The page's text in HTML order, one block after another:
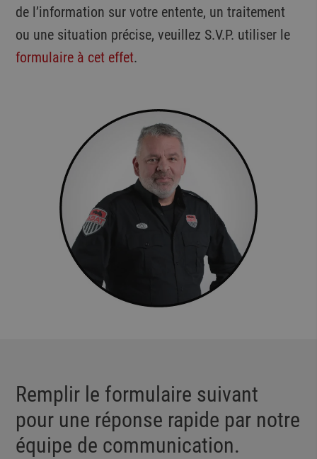
de l’information sur votre entente, un traitement
ou une situation précise, veuillez S.V.P. utiliser le
formulaire à cet effet.
Remplir le formulaire suivant
pour une réponse rapide par notre
équipe de communication.